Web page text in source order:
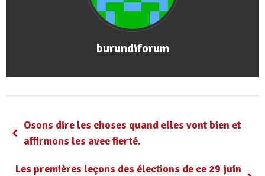
burundiforum
Osons dire les choses quand elles vont bien et
affirmons les avec fierté.
Les premières leçons des élections de ce 29 juin